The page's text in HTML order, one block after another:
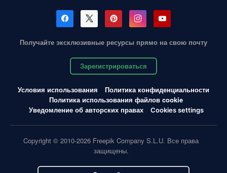
Получайте эксклюзивные ресурсы прямо на свою почту
Зарегистрироваться
Условия использования
Политика конфиденциальности
Политика использования файлов cookie
Уведомление об авторских правах
Cookies settings
Copyright © 2010-2026 Freepik Company S.L.U. Все права
защищены.